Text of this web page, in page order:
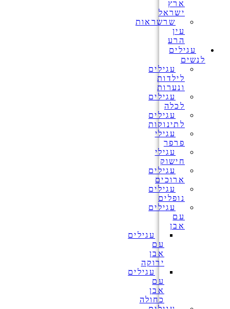
ארץ
ישראל
שרשראות
עין
הרע
עגילים
לנשים
עגילים
לילדות
ונערות
עגילים
לכלה
עגילים
לתינוקות
עגילי
פרפר
עגילי
חישוק
עגילים
ארוכים
עגילים
נופלים
עגילים
עם
אבן
עגילים
עם
אבן
ירוקה
עגילים
עם
אבן
כחולה